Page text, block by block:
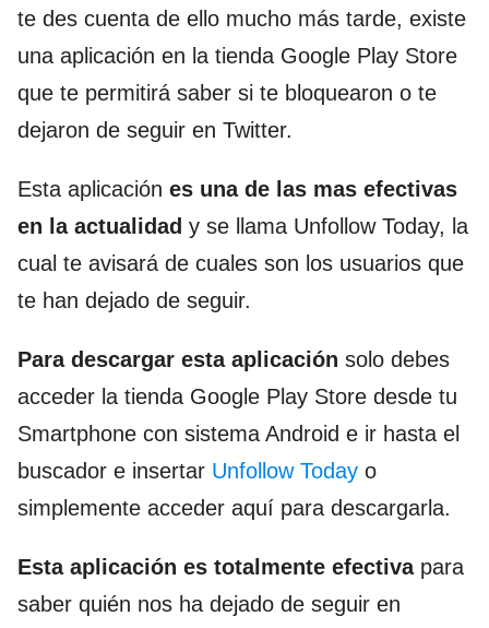
te des cuenta de ello mucho más tarde, existe
una aplicación en la tienda Google Play Store
que te permitirá saber si te bloquearon o te
dejaron de seguir en Twitter.
Esta aplicación es una de las mas efectivas
en la actualidad y se llama Unfollow Today, la
cual te avisará de cuales son los usuarios que
te han dejado de seguir.
Para descargar esta aplicación solo debes
acceder la tienda Google Play Store desde tu
Smartphone con sistema Android e ir hasta el
buscador e insertar Unfollow Today o
simplemente acceder aquí para descargarla.
Esta aplicación es totalmente efectivapara
saber quién nos ha dejado de seguir en